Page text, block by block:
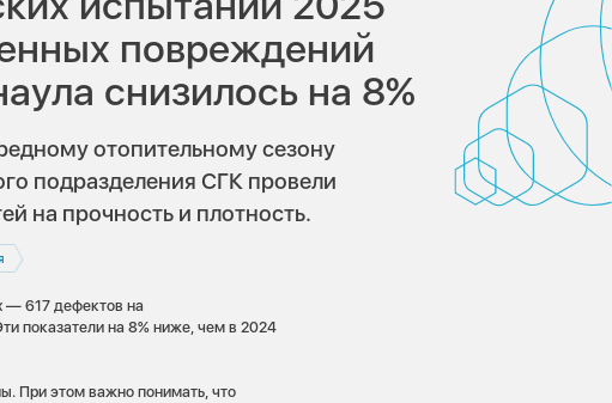
повреждений
снизилось на 8%
отопительному сезону
подразделения СГК провели
на прочность и плотность.
— 617 дефектов на
показатели на 8% ниже, чем в 2024
При этом важно понимать, что